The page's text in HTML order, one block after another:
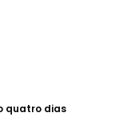
quatro dias